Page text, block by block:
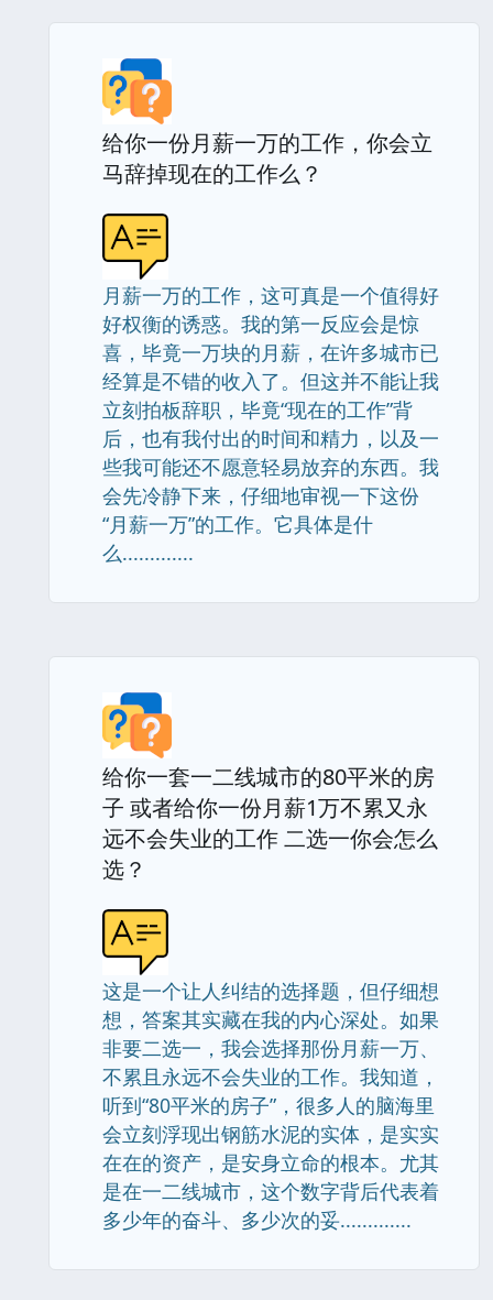
给你一份月薪一万的工作，你会立
马辞掉现在的工作么？
月薪一万的工作，这可真是一个值得好
好权衡的诱惑。我的第一反应会是惊
喜，毕竟一万块的月薪，在许多城市已
经算是不错的收入了。但这并不能让我
立刻拍板辞职，毕竟“现在的工作”背
后，也有我付出的时间和精力，以及一
些我可能还不愿意轻易放弃的东西。我
会先冷静下来，仔细地审视一下这份
“月薪一万”的工作。它具体是什
么.............
给你一套一二线城市的80平米的房
子 或者给你一份月薪1万不累又永
远不会失业的工作 二选一你会怎么
选？
这是一个让人纠结的选择题，但仔细想
想，答案其实藏在我的内心深处。如果
非要二选一，我会选择那份月薪一万、
不累且永远不会失业的工作。我知道，
听到“80平米的房子”，很多人的脑海里
会立刻浮现出钢筋水泥的实体，是实实
在在的资产，是安身立命的根本。尤其
是在一二线城市，这个数字背后代表着
多少年的奋斗、多少次的妥.............